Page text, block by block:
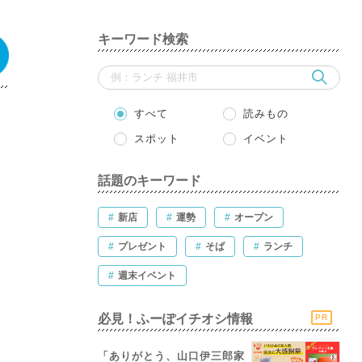
キーワード検索
すべて 読みもの
スポット イベント
話題のキーワード
# 新店 # 運勢 # オープン
# プレゼント # そば # ランチ
# 週末イベント
必見！ふーぽイチオシ情報 PR
「ありがとう、山口伊三郎家